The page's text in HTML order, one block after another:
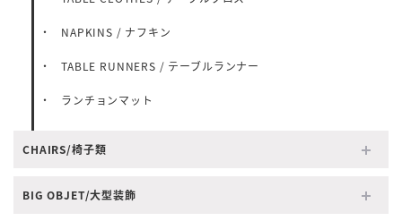
NAPKINS / ナフキン
TABLE RUNNERS / テーブルランナー
ランチョンマット
CHAIRS/椅子類
BIG OBJET/大型装飾